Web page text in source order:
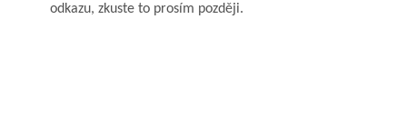
odkazu, zkuste to prosím později.